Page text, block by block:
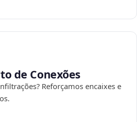
de Conexões
Reforçamos encaixes e